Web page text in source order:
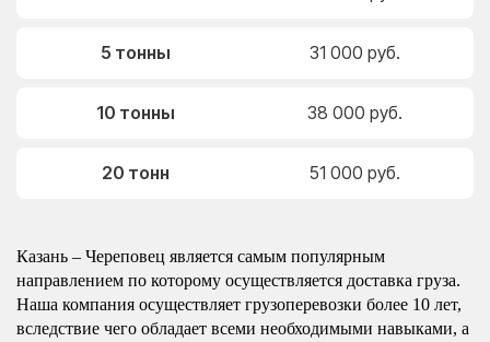
5 тонны 31 000 руб.
10 тонны 38 000 руб.
20 тонн 51 000 руб.
Казань – Череповец является самым популярным
направлением по которому осуществляется доставка груза.
Наша компания осуществляет грузоперевозки более 10 лет,
вследствие чего обладает всеми необходимыми навыками, а